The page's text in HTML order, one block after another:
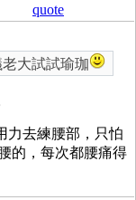
quote
大試試瑜珈
力去練腰部，只怕
的，每次都腰痛得